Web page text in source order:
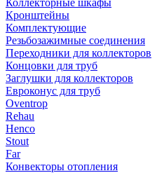
Коллекторные шкафы
Кронштейны
Комплектующие
Резьбозажимные соединения
Переходники для коллекторов
Концовки для труб
Заглушки для коллекторов
Евроконус для труб
Oventrop
Rehau
Henco
Stout
Far
Конвекторы отопления